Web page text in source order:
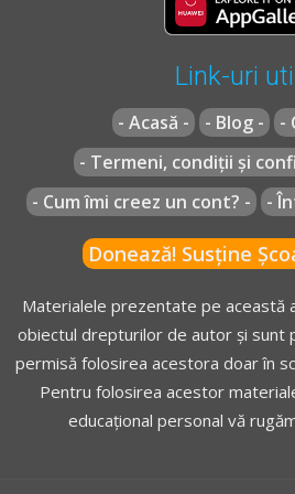
Link-uri
- Acasă - - Blog -
-
- Termeni, condiții și
- Cum îmi creez un cont? -
-
Donează! Susține
Materialele prezentate pe această
obiectul drepturilor de autor și sunt
permisă folosirea acestora doar în
Pentru folosirea acestor
educațional personal vă